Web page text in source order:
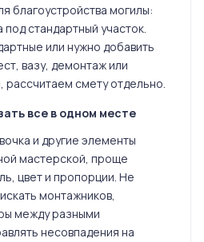
благоустройства могилы:
под стандартный участок.
или нужно добавить
вазу, демонтаж или
рассчитаем смету отдельно.
все в одном месте
и другие элементы
мастерской, проще
цвет и пропорции. Не
монтажников,
между разными
несовпадения на